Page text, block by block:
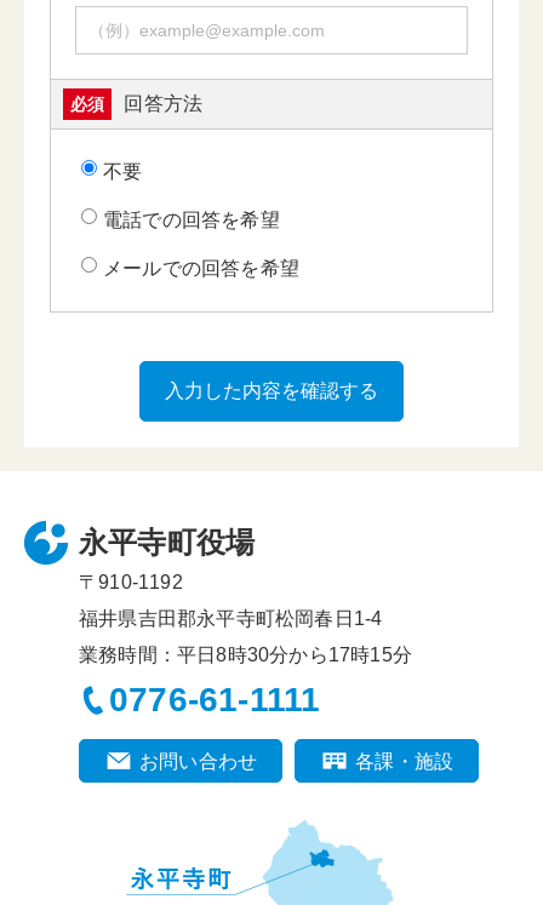
必須 回答方法
不要
電話での回答を希望
メールでの回答を希望
永平寺町役場
〒910-1192
福井県吉田郡永平寺町松岡春日1-4
業務時間：平日8時30分から17時15分
0776-61-1111
お問い合わせ 各課・施設